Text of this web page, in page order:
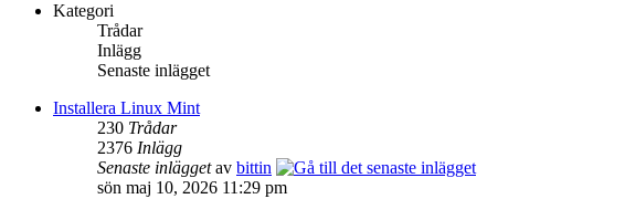
Kategori
Trådar
Inlägg
Senaste inlägget
Installera Linux Mint
230 Trådar
2376 Inlägg
Senaste inläggetav bittin
sön maj 10, 2026 11:29 pm